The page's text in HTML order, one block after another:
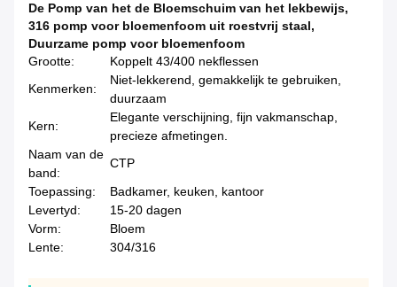
De Pomp van het de Bloemschuim van het lekbewijs,
316 pomp voor bloemenfoom uit roestvrij staal,
Duurzame pomp voor bloemenfoom
Grootte:
Koppelt 43/400 nekflessen
Kenmerken:
Niet-lekkerend, gemakkelijk te gebruiken,
duurzaam
Kern:
Elegante verschijning, fijn vakmanschap,
precieze afmetingen.
Naam van de
band:
CTP
Toepassing:
Badkamer, keuken, kantoor
Levertyd:
15-20 dagen
Vorm:
Bloem
Lente:
304/316